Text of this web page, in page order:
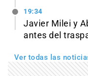
19:34
Javier Milei y
antes del
Ver todas las